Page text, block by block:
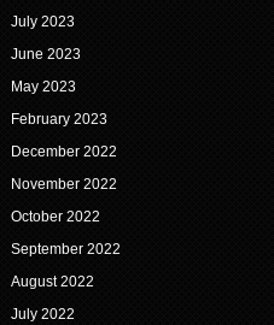
July 2023
June 2023
May 2023
February 2023
December 2022
November 2022
October 2022
September 2022
August 2022
July 2022